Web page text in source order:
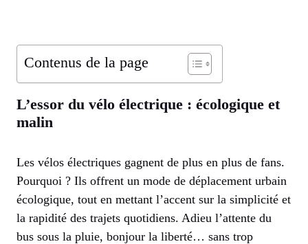
Contenus de la page
L’essor du vélo électrique : écologique et
malin
Les vélos électriques gagnent de plus en plus de fans.
Pourquoi ? Ils offrent un mode de déplacement urbain
écologique, tout en mettant l’accent sur la simplicité et
la rapidité des trajets quotidiens. Adieu l’attente du
bus sous la pluie, bonjour la liberté… sans trop